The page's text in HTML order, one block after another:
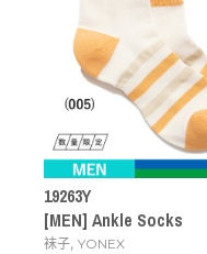
19263Y
[MEN] Ankle Socks
袜子, YONEX